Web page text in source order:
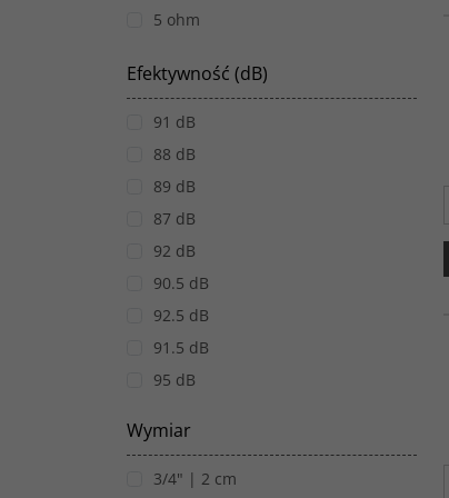
5 ohm
Efektywność (dB)
91 dB
88 dB
89 dB
87 dB
92 dB
90.5 dB
92.5 dB
91.5 dB
95 dB
93 dB
96 dB
Wymiar
3/4" | 2 cm